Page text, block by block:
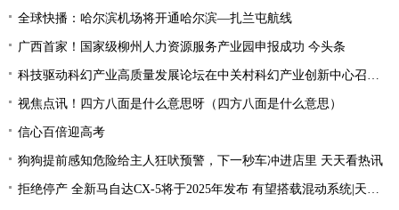
全球快播：哈尔滨机场将开通哈尔滨—扎兰屯航线
广西首家！国家级柳州人力资源服务产业园申报成功 今头条
科技驱动科幻产业高质量发展论坛在中关村科幻产业创新中心召开 天天通讯
视焦点讯！四方八面是什么意思呀（四方八面是什么意思）
信心百倍迎高考
狗狗提前感知危险给主人狂吠预警，下一秒车冲进店里 天天看热讯
拒绝停产 全新马自达CX-5将于2025年发布 有望搭载混动系统|天天聚看点